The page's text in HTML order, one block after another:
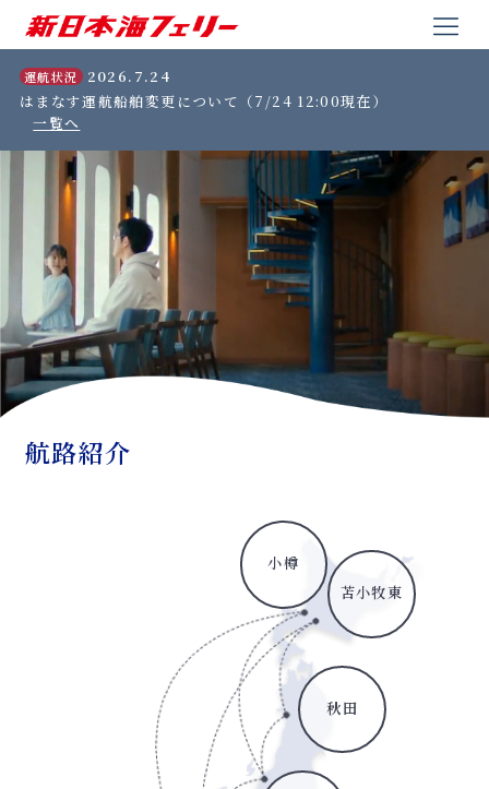
運航状況
2026.7.24
はまなす運航船舶変更について（7/24 12:00現在）
一覧へ
航路紹介
秋田
小樽
苫小牧東